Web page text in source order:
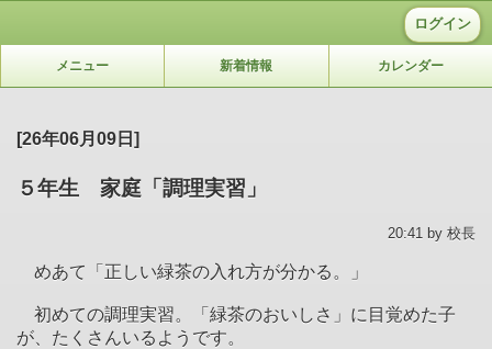
ログイン
メニュー 新着情報 カレンダー
[26年06月09日]
５年生 家庭「調理実習」
20:41 by 校長
めあて「正しい緑茶の入れ方が分かる。」
初めての調理実習。「緑茶のおいしさ」に目覚めた子
が、たくさんいるようです。